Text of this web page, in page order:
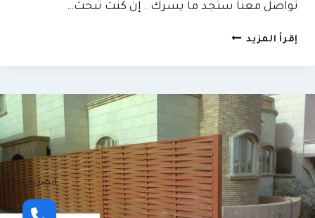
تواصل معنا ستجد ما يسرك . إن كنت تبحث…
إقرأ المزيد مظلات
الشرقية
0509635009
–
عمل
سواتر
ومظلات
في
الخبر
اتصل بي